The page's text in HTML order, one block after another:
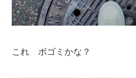
これ ボゴミかな？